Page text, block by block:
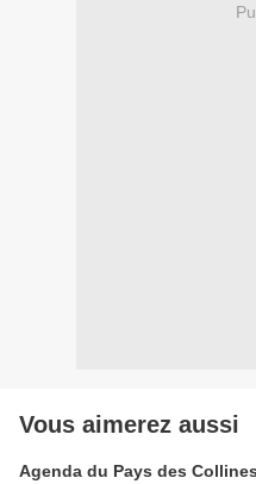
Vous aimerez aussi
Agenda du Pays des